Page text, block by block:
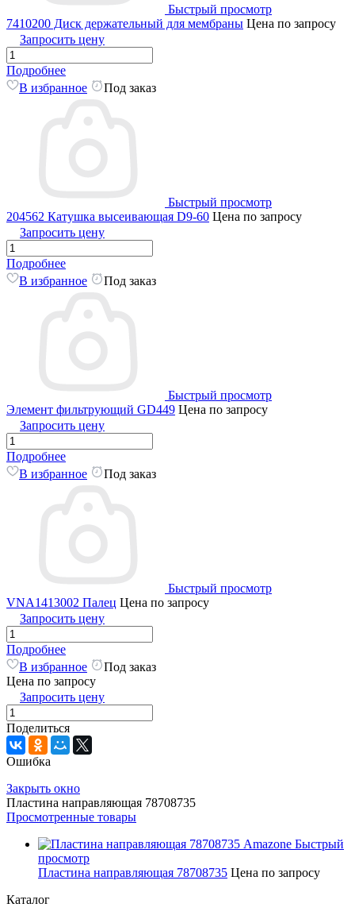
Быстрый просмотр
7410200 Диск держательный для мембраны Цена по запросу
Запросить цену
Подробнее
В избранное
Под заказ
Быстрый просмотр
204562 Катушка высеивающая D9-60 Цена по запросу
Запросить цену
Подробнее
В избранное
Под заказ
Быстрый просмотр
Элемент фильтрующий GD449 Цена по запросу
Запросить цену
Подробнее
В избранное
Под заказ
Быстрый просмотр
VNA1413002 Палец Цена по запросу
Запросить цену
Подробнее
В избранное
Под заказ
Цена по запросу
Запросить цену
Поделиться
Ошибка
Закрыть окно
Пластина направляющая 78708735
Просмотренные товары
Быстрый
просмотр
Пластина направляющая 78708735 Цена по запросу
Каталог